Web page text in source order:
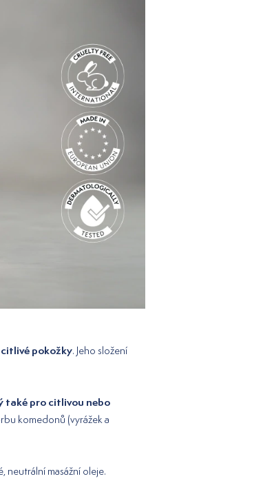
citlivé pokožky. Jeho složení
také pro citlivou nebo
komedonů (vyrážek a
neutrální masážní oleje.